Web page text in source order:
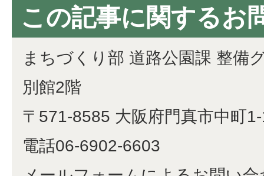
この記事に関するお
まちづくり部 道路公園課 整備
別館2階
〒571-8585 大阪府門真市中町
電話06-6902-6603